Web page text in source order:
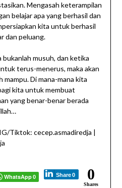
Mengasah keterampilan
belajar apa yang berhasil dan
kita untuk berhasil
dan peluang.
musuh, dan ketika
terus-menerus, maka akan
Di mana-mana kita
kita untuk membuat
yang benar-benar berada
Tiktok: cecep.asmadiredja |
WhatsApp 0 Share 0 0
Shares